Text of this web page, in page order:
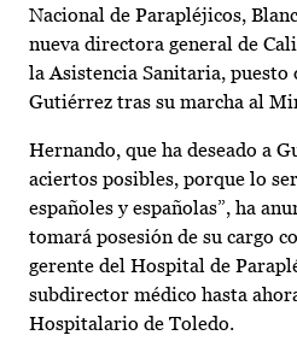
Nacional de Parapléjicos,
nueva directora general de
la Asistencia Sanitaria, puesto
Gutiérrez tras su marcha al
Hernando, que ha deseado a
aciertos posibles, porque lo
españoles y españolas”, ha
tomará posesión de su cargo
gerente del Hospital de
subdirector médico hasta
Hospitalario de Toledo.